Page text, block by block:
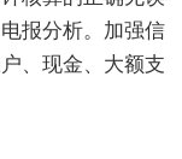
报分析。加强信
、现金、大额支